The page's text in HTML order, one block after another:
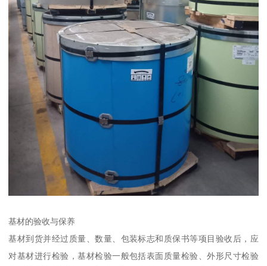
基材的验收与保养
基材到货并经过质量、数量、包装标志和质保书等项目验收后，应
对基材进行检验，基材检验一般包括表面质量检验、外形尺寸检验